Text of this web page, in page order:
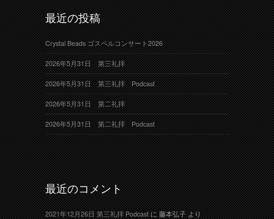
最近の投稿
Crystal Beads ゴスペルコンサート2026
2026年5月31日 第三礼拝
2026年5月31日 第三礼拝 Podcast
2026年5月31日 第二礼拝
2026年5月31日 第二礼拝 Podcast
最近のコメント
2021年12月26日 第三礼拝 Podcastに藤本弘子より